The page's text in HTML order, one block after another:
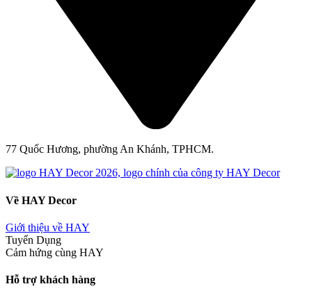
77 Quốc Hương, phường An Khánh, TPHCM.
Về HAY Decor
Giới thiệu về HAY
Tuyển Dụng
Cảm hứng cùng HAY
Hỗ trợ khách hàng